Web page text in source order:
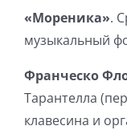
«Мореника».
музыкальный
Франческо
Тарантелла
клавесина и